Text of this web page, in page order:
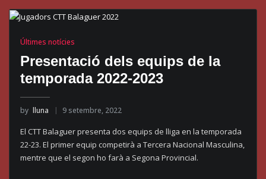
Últimes notícies
Presentació dels equips de la
temporada 2022-2023
by lluna 9 setembre, 2022
El CTT Balaguer presenta dos equips de lliga en la temporada
22-23. El primer equip competirà a Tercera Nacional Masculina,
mentre que el segon ho farà a Segona Provincial.